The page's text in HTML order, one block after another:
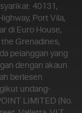
40131,
Port Vila,
di Euro House,
Grenadines,
pelanggan yang
dengan akaun
berlesen
undang-
LIMITED (No.